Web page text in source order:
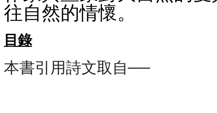
往自然的情懷。
目錄
本書引用詩文取自──